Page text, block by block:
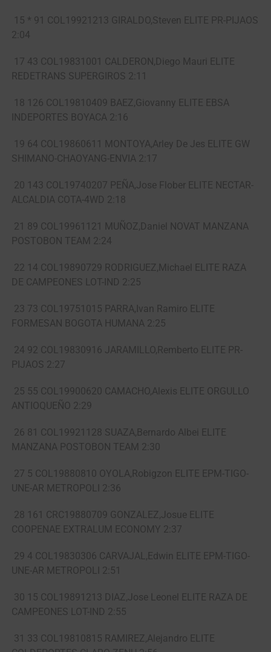
15 * 91 COL19921213 GIRALDO,Steven ELITE PR-PIJAOS
2:04
17 43 COL19831001 CALDERON,Diego Mauri ELITE
REDETRANS SUPERGIROS 2:11
18 126 COL19810409 BAEZ,Giovanny ELITE EBSA
INDEPORTES BOYACA 2:16
19 64 COL19860611 MONTOYA,Arley De Jes ELITE GW
SHIMANO-CHAOYANG-ENVIA 2:17
20 143 COL19740207 PEÑA,Jose Flober ELITE NECTAR-
ALCALDIA COTA-4WD 2:18
21 89 COL19961121 MUÑOZ,Daniel NOVAT MANZANA
POSTOBON TEAM 2:24
22 14 COL19890729 RODRIGUEZ,Michael ELITE RAZA
DE CAMPEONES LOT-IND 2:25
23 73 COL19751015 PARRA,Ivan Ramiro ELITE
FORMESAN BOGOTA HUMANA 2:25
24 92 COL19830916 JARAMILLO,Remberto ELITE PR-
PIJAOS 2:27
25 55 COL19900620 CAMACHO,Alexis ELITE ORGULLO
ANTIOQUEÑO 2:29
26 81 COL19921128 SUAZA,Bernardo Albei ELITE
MANZANA POSTOBON TEAM 2:30
27 5 COL19880810 OYOLA,Robigzon ELITE EPM-TIGO-
UNE-AR METROPOLI 2:36
28 161 CRC19880709 GONZALEZ,Josue ELITE
COOPENAE EXTRALUM ECONOMY 2:37
29 4 COL19830306 CARVAJAL,Edwin ELITE EPM-TIGO-
UNE-AR METROPOLI 2:51
30 15 COL19891213 DIAZ,Jose Leonel ELITE RAZA DE
CAMPEONES LOT-IND 2:55
31 33 COL19810815 RAMIREZ,Alejandro ELITE